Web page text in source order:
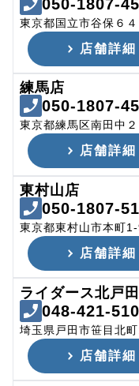
050-1807-
東京都国立市谷保６４
店舗詳細
練馬店
050-1807-
東京都練馬区南田中
店舗詳細
東村山店
050-1807-
東京都東村山市本町
店舗詳細
ライダース北戸
048-421-
埼玉県戸田市笹目北
店舗詳細